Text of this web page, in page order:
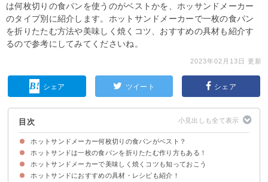
は何枚切りの食パンを使うのがベストかを、ホッサンドメーカー
のタイプ別に紹介します。ホットサンドメーカーで一枚の食パン
を折りたたむ方法や美味しく焼くコツ、おすすめの具材も紹介す
るので参考にしてみてくださいね。
2023年02月13日 更新
シェア ツイート シェア
目次
ホットサンドメーカー何枚切りの食パンがベスト？
①電気式のホットサンドメーカーの場合は8〜12枚切りの食パンの厚さがベ
スト
②直火式のホットサンドメーカーの場合は5〜8枚切りの食パンの厚さがおす
すめ
ホットサンドは一枚の食パンを折りたたむ作り方もある！
材料
作り方・手順
ホットサンドメーカーで美味しく焼くコツも知っておこう
①ホットサンドメーカーにアブラやバターを塗る
②弱火〜中火で焼く
ホットサンドにおすすめの具材・レシピも紹介！